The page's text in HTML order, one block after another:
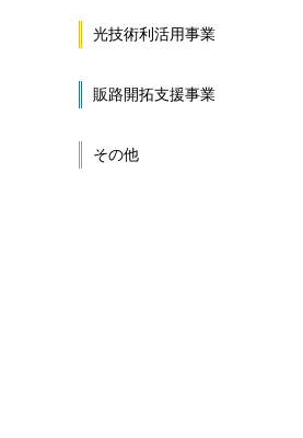
光技術利活用事業
販路開拓支援事業
その他